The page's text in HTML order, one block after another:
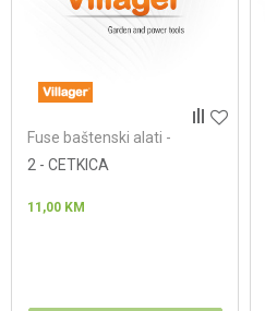
Fuse baštenski alati -
2 - CETKICA
11,00 KM